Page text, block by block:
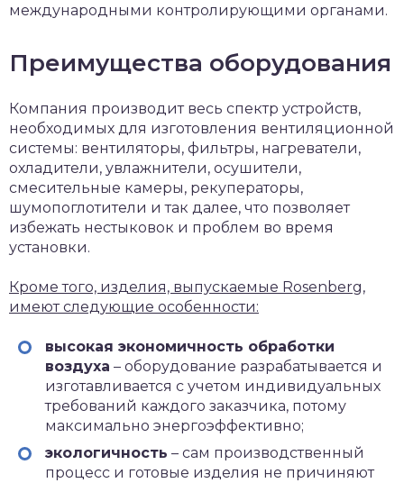
международными контролирующими органами.
Преимущества оборудования
Компания производит весь спектр устройств,
необходимых для изготовления вентиляционной
системы: вентиляторы, фильтры, нагреватели,
охладители, увлажнители, осушители,
смесительные камеры, рекуператоры,
шумопоглотители и так далее, что позволяет
избежать нестыковок и проблем во время
установки.
Кроме того, изделия, выпускаемые Rosenberg,
имеют следующие особенности:
высокая экономичность обработки
воздуха – оборудование разрабатывается и
изготавливается с учетом индивидуальных
требований каждого заказчика, потому
максимально энергоэффективно;
экологичность – сам производственный
процесс и готовые изделия не причиняют